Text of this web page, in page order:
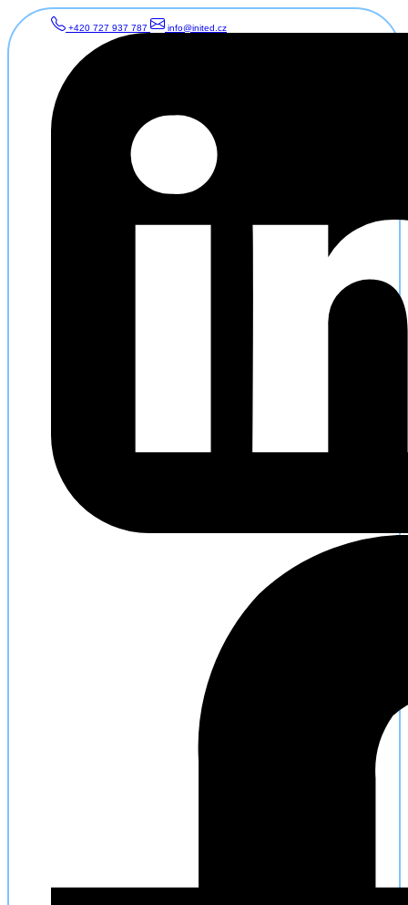
+420 727 937 787 info@inited.cz